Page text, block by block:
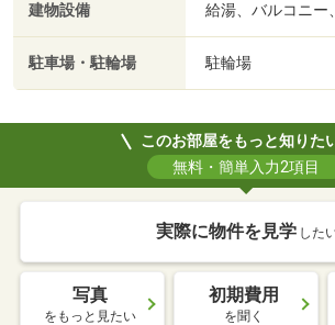
建物設備 給湯、バルコニー
駐車場・駐輪場 駐輪場
このお部屋をもっと知りた
無料・簡単入力2項目
実際に物件を見学 した
写真
をもっと見たい
初期費用
を聞く